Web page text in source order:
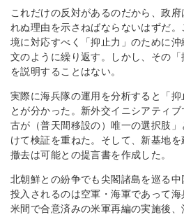
これだけの反対があるのだから、政
れぬ理由を示さねばならないはずだ
境に対応すべく「抑止力」のために
文のように繰り返す。しかし、その
を説明することはない。
実際に海兵隊の運用を分析すると「抑
とが分かった。新外交イニシアティ
古が（普天間移設の）唯一の選択肢
けて検証を重ねた。そして、新基地
撤去は可能との提言書を作成した。
北朝鮮との紛争でも尖閣諸島を巡る
投入されるのは空軍・海軍であって
米間で合意済みの米軍再編の実施後